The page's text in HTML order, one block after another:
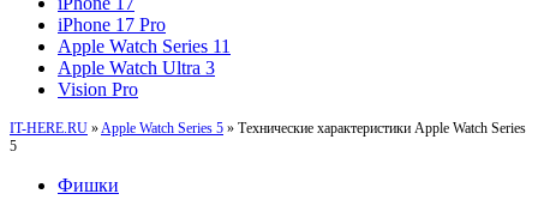
iPhone 17 Pro
Apple Watch Series 11
Apple Watch Ultra 3
Vision Pro
IT-HERE.RU » Apple Watch Series 5 » Технические характеристики Apple Watch Series
5
Фишки